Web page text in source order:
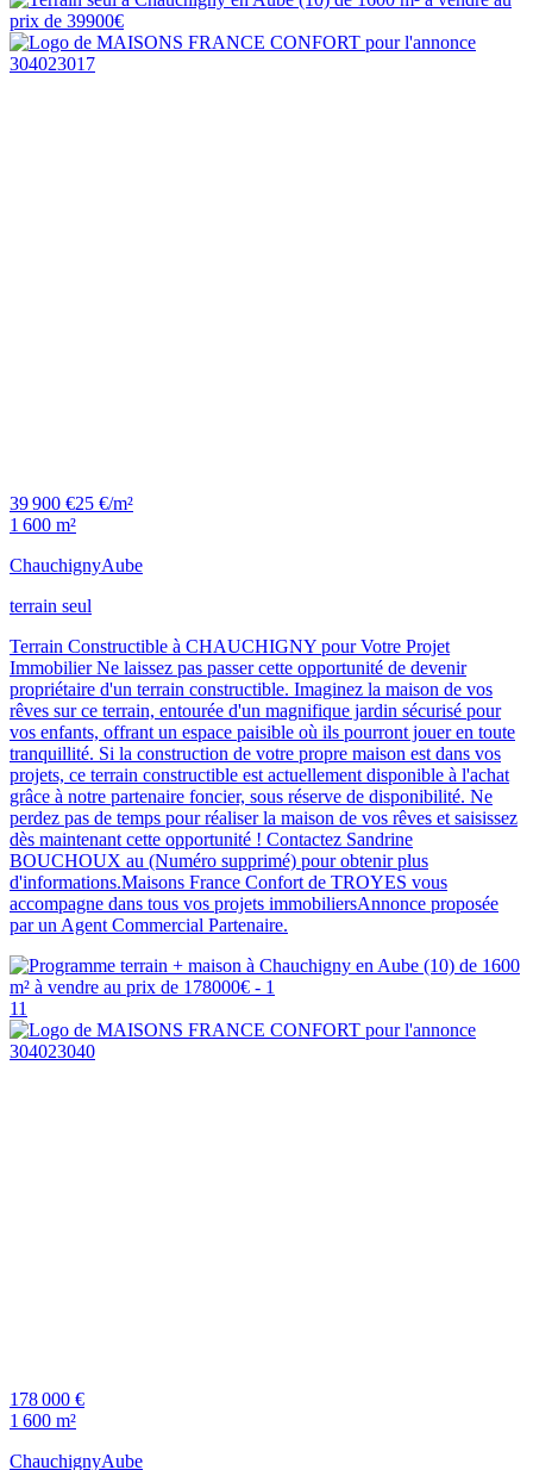
39 900 €25 €/m²
1 600 m²
ChauchignyAube
terrain seul
Terrain Constructible à CHAUCHIGNY pour Votre Projet
Immobilier Ne laissez pas passer cette opportunité de devenir
propriétaire d'un terrain constructible. Imaginez la maison de vos
rêves sur ce terrain, entourée d'un magnifique jardin sécurisé pour
vos enfants, offrant un espace paisible où ils pourront jouer en toute
tranquillité. Si la construction de votre propre maison est dans vos
projets, ce terrain constructible est actuellement disponible à l'achat
grâce à notre partenaire foncier, sous réserve de disponibilité. Ne
perdez pas de temps pour réaliser la maison de vos rêves et saisissez
dès maintenant cette opportunité ! Contactez Sandrine
BOUCHOUX au (Numéro supprimé) pour obtenir plus
d'informations.Maisons France Confort de TROYES vous
accompagne dans tous vos projets immobiliersAnnonce proposée
par un Agent Commercial Partenaire.
11
178 000 €
1 600 m²
ChauchignyAube